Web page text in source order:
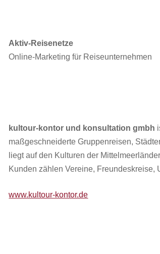
Aktiv-Reisenetze
Online-Marketing für Reiseunternehmen
kultour-kontor und konsultation gmbh
maßgeschneiderte Gruppenreisen,
liegt auf den Kulturen der
Kunden zählen Vereine, Freundeskreise,
www.kultour-kontor.de